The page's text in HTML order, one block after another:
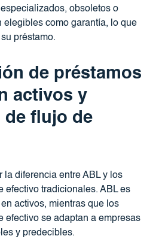
obsoletos o
elegibles como garantía, lo que
préstamo.
de préstamos
activos y
de flujo de
la diferencia entre ABL y los
efectivo tradicionales. ABL es
activos, mientras que los
efectivo se adaptan a empresas
y predecibles.